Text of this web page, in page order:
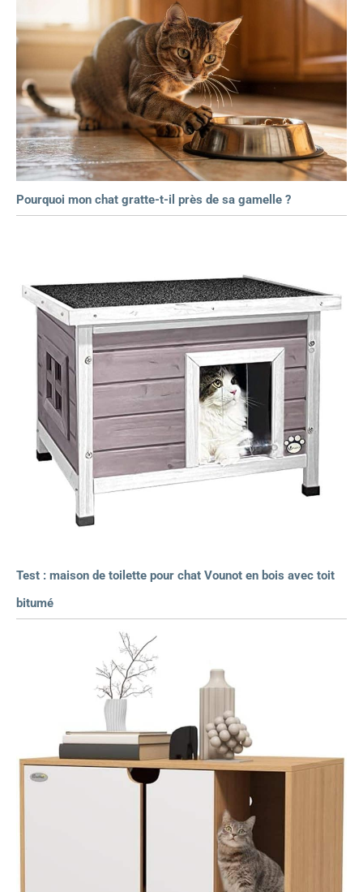
Pourquoi mon chat gratte-t-il près de sa gamelle ?
Test : maison de toilette pour chat Vounot en bois avec toit
bitumé